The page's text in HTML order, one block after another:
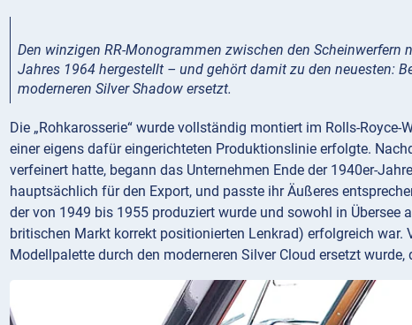
Den winzigen RR-Monogrammen zwischen den
Jahres 1964 hergestellt – und gehört damit zu den neuesten:
moderneren Silver Shadow ersetzt.
Die „Rohkarosserie“ wurde vollständig montiert im Rolls-
einer eigens dafür eingerichteten Produktionslinie erfolgte.
verfeinert hatte, begann das Unternehmen Ende der 1940er-
hauptsächlich für den Export, und passte ihr Äußeres
der von 1949 bis 1955 produziert wurde und sowohl in
britischen Markt korrekt positionierten Lenkrad) erfolgreich
Modellpalette durch den moderneren Silver Cloud ersetzt